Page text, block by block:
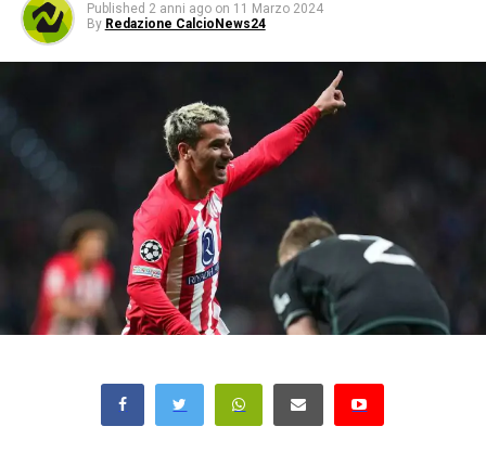
Published 2 anni ago on 11 Marzo 2024
By Redazione CalcioNews24